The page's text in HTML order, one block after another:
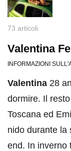
73 articoli
Valentina
INFORMAZIONI
Valentina 28
dormire. Il
Toscana ed
nido durante la
end. In inverno